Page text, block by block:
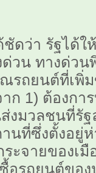
า รัฐได้ให้
น ทางด่วน
รถยนต์ที่เพิ่
ก 1) ต้องกา
งมวลชนที่รัฐ
นที่ซึ่งตั้งอยู่ห่
ะจายของเมื
อรถยนต์ขอ